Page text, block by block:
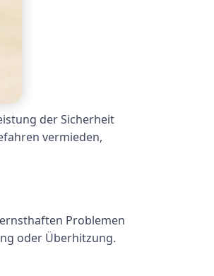
der Sicherheit
vermieden,
Problemen
oder Überhitzung.